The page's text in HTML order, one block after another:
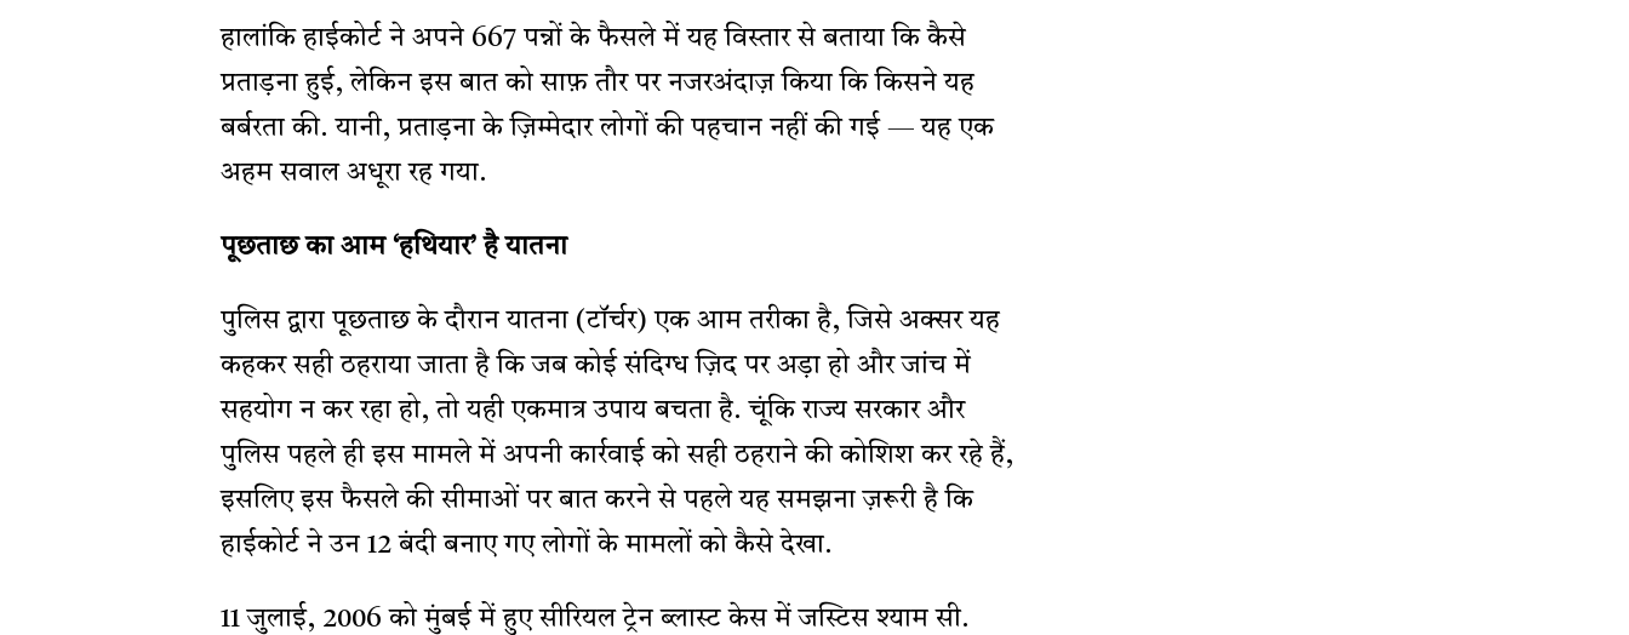
हालांकि हाईकोर्ट ने अपने 667 पन्नों के फैसले में यह विस्तार से बताया कि कैसे
प्रताड़ना हुई, लेकिन इस बात को साफ़ तौर पर नजरअंदाज़ किया कि किसने यह
बर्बरता की. यानी, प्रताड़ना के ज़िम्मेदार लोगों की पहचान नहीं की गई — यह एक
अहम सवाल अधूरा रह गया.
पूछताछ का आम ‘हथियार’ है यातना
पुलिस द्वारा पूछताछ के दौरान यातना (टॉर्चर) एक आम तरीका है, जिसे अक्सर यह
कहकर सही ठहराया जाता है कि जब कोई संदिग्ध ज़िद पर अड़ा हो और जांच में
सहयोग न कर रहा हो, तो यही एकमात्र उपाय बचता है. चूंकि राज्य सरकार और
पुलिस पहले ही इस मामले में अपनी कार्रवाई को सही ठहराने की कोशिश कर रहे हैं,
इसलिए इस फैसले की सीमाओं पर बात करने से पहले यह समझना ज़रूरी है कि
हाईकोर्ट ने उन 12 बंदी बनाए गए लोगों के मामलों को कैसे देखा.
11 जुलाई, 2006 को मुंबई में हुए सीरियल ट्रेन ब्लास्ट केस में जस्टिस श्याम सी.